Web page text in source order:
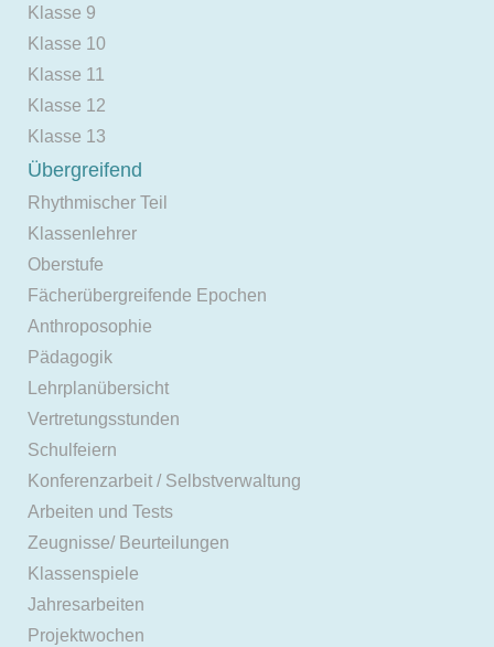
Klasse 9
Klasse 10
Klasse 11
Klasse 12
Klasse 13
Übergreifend
Rhythmischer Teil
Klassenlehrer
Oberstufe
Fächerübergreifende Epochen
Anthroposophie
Pädagogik
Lehrplanübersicht
Vertretungsstunden
Schulfeiern
Konferenzarbeit / Selbstverwaltung
Arbeiten und Tests
Zeugnisse/ Beurteilungen
Klassenspiele
Jahresarbeiten
Projektwochen